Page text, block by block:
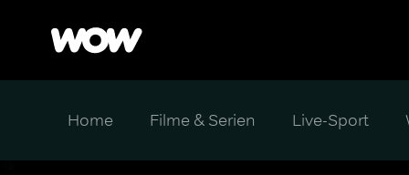
Home Filme & Serien Live-Sport